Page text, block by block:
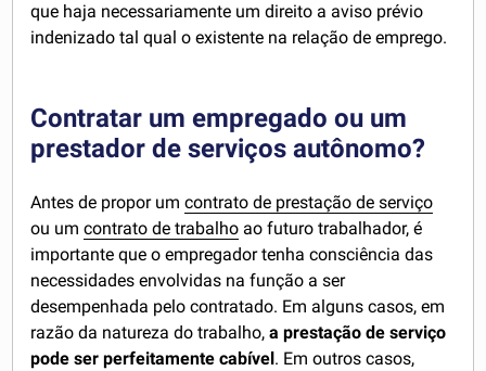
que haja necessariamente um direito a aviso prévio
indenizado tal qual o existente na relação de emprego.
Contratar um empregado ou um
prestador de serviços autônomo?
Antes de propor umcontrato de prestação de serviço
ou umcontrato de trabalho ao futuro trabalhador, é
importante que o empregador tenha consciência das
necessidades envolvidas na função a ser
desempenhada pelo contratado. Em alguns casos, em
razão da natureza do trabalho,a prestação de serviço
pode ser perfeitamente cabível . Em outros casos,